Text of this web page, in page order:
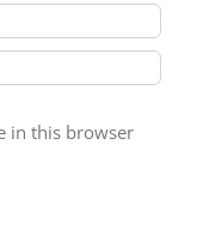
in this browser